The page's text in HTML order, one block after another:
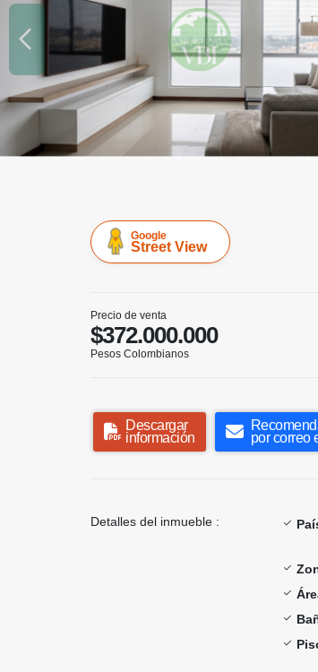
Google
Street View
Precio de venta
$372.000.000
Pesos Colombianos
Descargar
información
por correo
Detalles del inmueble :